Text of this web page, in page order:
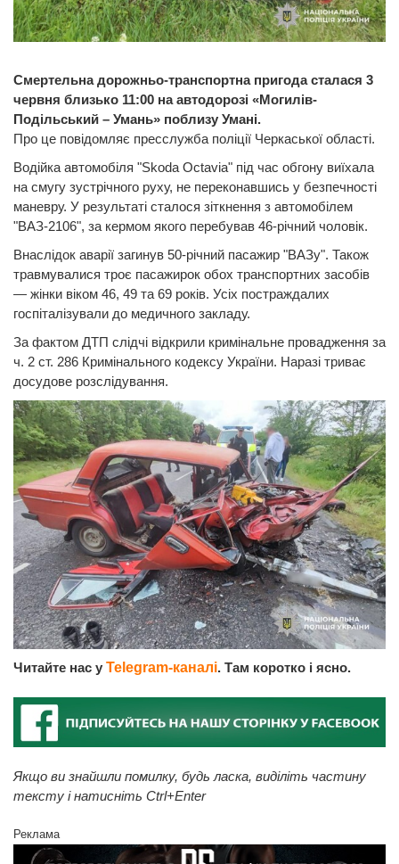
Смертельна дорожньо-транспортна пригода сталася 3
червня близько 11:00 на автодорозі «Могилів-
Подільський – Умань» поблизу Умані.
Про це повідомляє пресслужба поліції Черкаської області.
Водійка автомобіля "Skoda Octaviа" під час обгону виїхала
на смугу зустрічного руху, не переконавшись у безпечності
маневру. У результаті сталося зіткнення з автомобілем
"ВАЗ-2106", за кермом якого перебував 46-річний чоловік.
Внаслідок аварії загинув 50-річний пасажир "ВАЗу". Також
травмувалися троє пасажирок обох транспортних засобів
— жінки віком 46, 49 та 69 років. Усіх постраждалих
госпіталізували до медичного закладу.
За фактом ДТП слідчі відкрили кримінальне провадження за
ч. 2 ст. 286 Кримінального кодексу України. Наразі триває
досудове розслідування.
Читайте нас у Telegram-каналі. Там коротко і ясно.
Якщо ви знайшли помилку, будь ласка, виділіть частину
тексту і натисніть Ctrl+Enter
Реклама